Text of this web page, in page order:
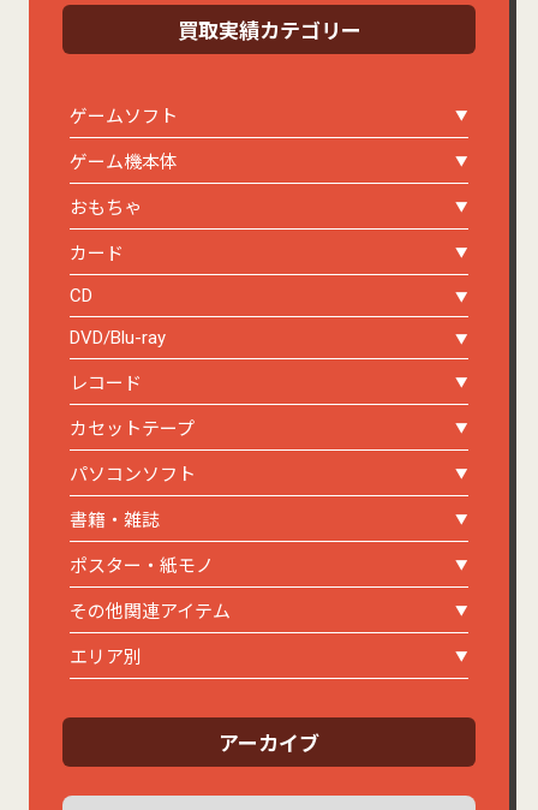
買取実績カテゴリー
ゲームソフト
ゲーム機本体
おもちゃ
カード
CD
DVD/Blu-ray
レコード
カセットテープ
パソコンソフト
書籍・雑誌
ポスター・紙モノ
その他関連アイテム
エリア別
アーカイブ
ア